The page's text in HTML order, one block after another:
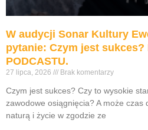
W audycji Sonar Kultury
pytanie: Czym jest sukces?
PODCASTU.
27 lipca, 2026 Brak komentarzy
Czym jest sukces? Czy to wysokie
zawodowe osiągnięcia? A może czas
naturą i życie w zgodzie ze